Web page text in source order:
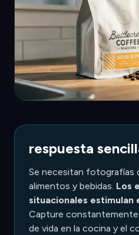
respuesta
Se necesitan fotografías
alimentos y bebidas. Los
situacionales estimulan
Capture
de vida en la cocina y el